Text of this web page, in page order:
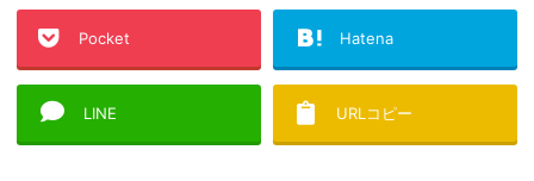
Pocket Hatena
LINE URLコピー